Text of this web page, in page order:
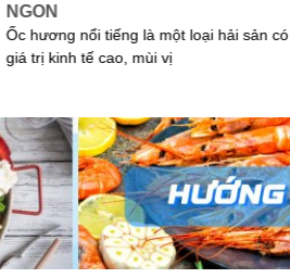
NGON
Ốc hương nổi tiếng là một loại hải sản có
giá trị kinh tế cao, mùi vị